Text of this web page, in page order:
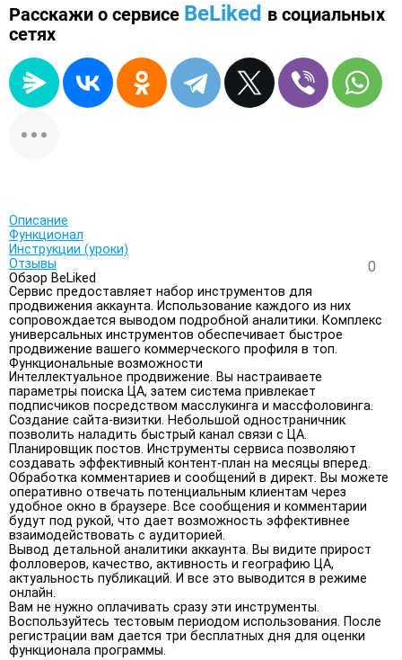
Расскажи о сервисе BeLiked в социальных
сетях
Описание
Функционал
Инструкции (уроки)
Отзывы
0
Обзор BeLiked
Сервис предоставляет набор инструментов для
продвижения аккаунта. Использование каждого из них
сопровождается выводом подробной аналитики. Комплекс
универсальных инструментов обеспечивает быстрое
продвижение вашего коммерческого профиля в топ.
Функциональные возможности
Интеллектуальное продвижение. Вы настраиваете
параметры поиска ЦА, затем система привлекает
подписчиков посредством масслукинга и массфоловинга.
Создание сайта-визитки. Небольшой одностраничник
позволить наладить быстрый канал связи с ЦА.
Планировщик постов. Инструменты сервиса позволяют
создавать эффективный контент-план на месяцы вперед.
Обработка комментариев и сообщений в директ. Вы можете
оперативно отвечать потенциальным клиентам через
удобное окно в браузере. Все сообщения и комментарии
будут под рукой, что дает возможность эффективнее
взаимодействовать с аудиторией.
Вывод детальной аналитики аккаунта. Вы видите прирост
фолловеров, качество, активность и географию ЦА,
актуальность публикаций. И все это выводится в режиме
онлайн.
Вам не нужно оплачивать сразу эти инструменты.
Воспользуйтесь тестовым периодом использования. После
регистрации вам дается три бесплатных дня для оценки
функционала программы.